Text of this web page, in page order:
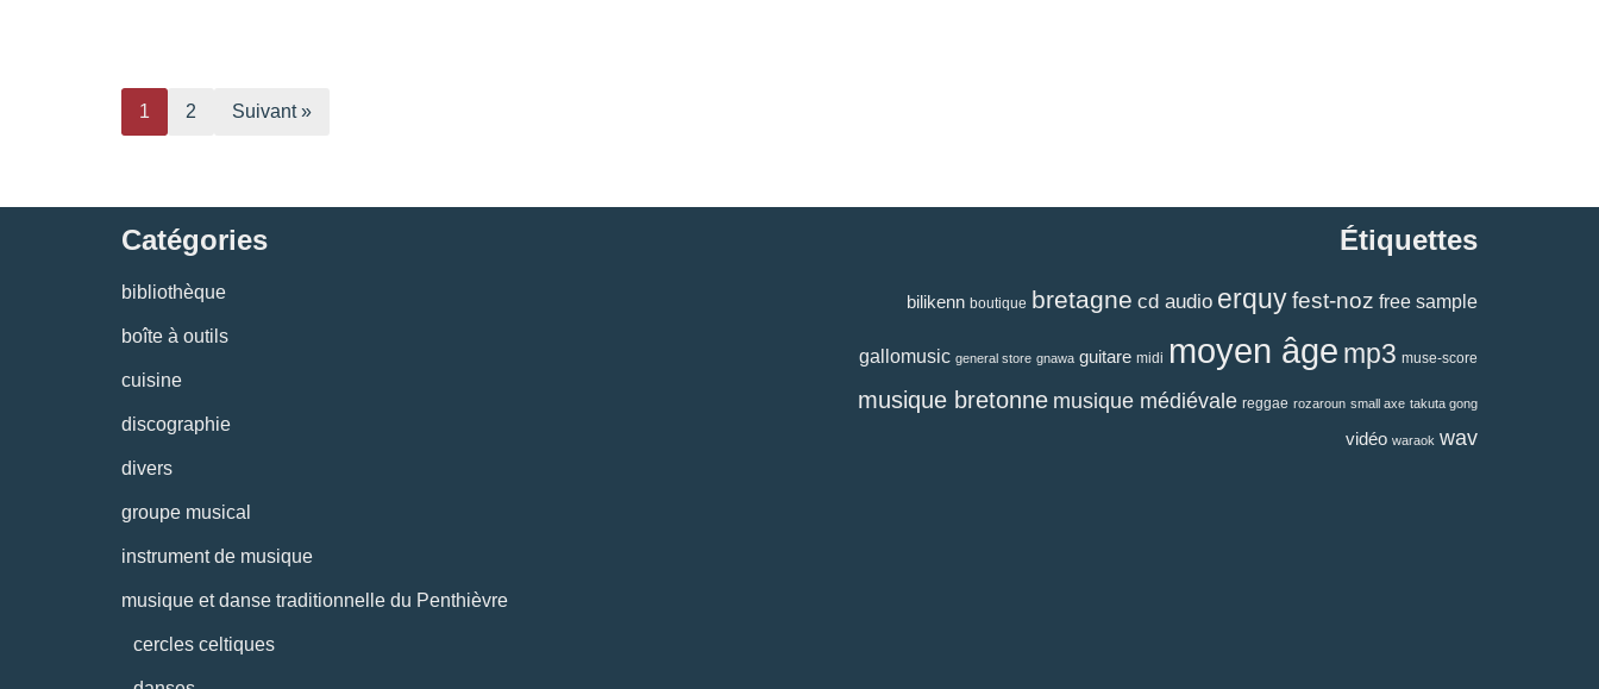
1 2 Suivant »
Catégories
bibliothèque
boîte à outils
cuisine
discographie
divers
groupe musical
instrument de musique
musique et danse traditionnelle du Penthièvre
cercles celtiques
Étiquettes
bilikenn boutique bretagne cd audio erquyfest-noz free sample
gallomusic general store gnawa guitare midi moyen âge mp3 muse-score
musique bretonne musique médiévale reggae rozaroun small axe takuta gong
vidéo waraok wav